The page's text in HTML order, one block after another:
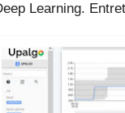
Learning.